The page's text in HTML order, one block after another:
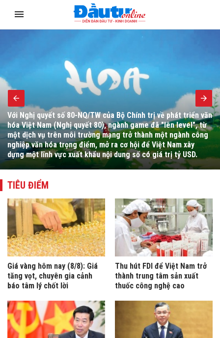
Bộ trưởng Bộ Tài chính Ngô Văn Tuấn yêu cầu đẩy mạnh hoàn
thiện thể chế, cải cách hành chính, chuyển đổi số, tháo gỡ
vướng mắc cho người dân, doanh nghiệp và thúc đẩy giải ngân
đầu tư công.
TIÊU ĐIỂM
Giá vàng hôm nay (8/8): Giá
tăng vọt, chuyên gia cảnh
báo tâm lý chốt lời
Thu hút FDI để Việt Nam trở
thành trung tâm sản xuất
thuốc công nghệ cao